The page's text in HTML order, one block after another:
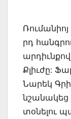
րդ
Քլիւժը:
Նարեկ
նշանակեց
տօնելու